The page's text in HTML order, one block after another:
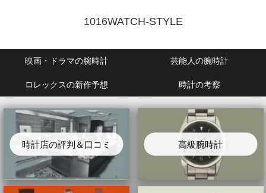
1016WATCH-STYLE
映画・ドラマの腕時計 芸能人の腕時計
ロレックスの新作予想 時計の考察
時計店の評判＆口コミ 高級腕時計